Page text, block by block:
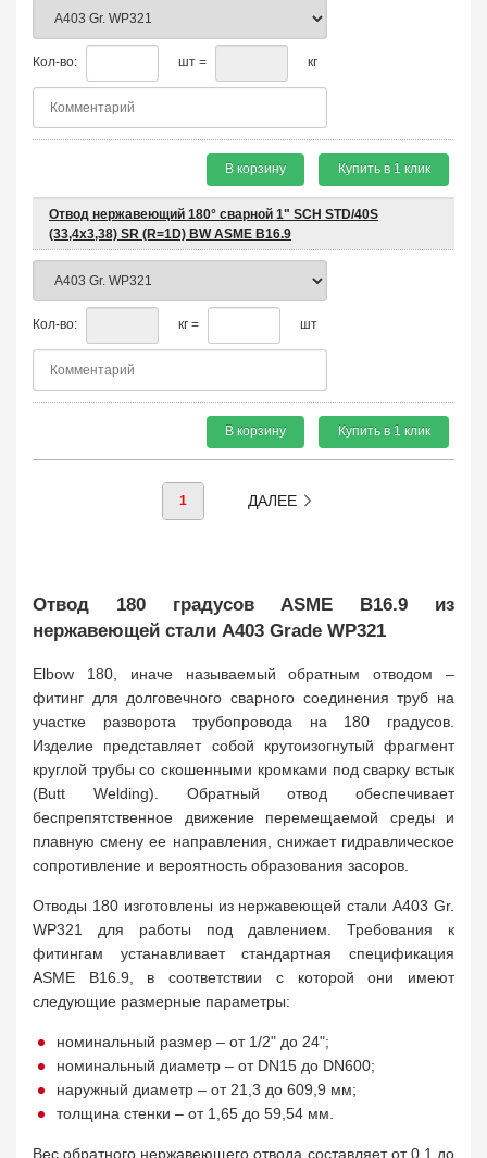
Кол-во: шт = кг
В корзину Купить в 1 клик
Отвод нержавеющий 180° сварной 1" SCH STD/40S
(33,4х3,38) SR (R=1D) BW ASME B16.9
Кол-во: кг = шт
В корзину Купить в 1 клик
1 ДАЛЕЕ
Отвод 180 градусов ASME B16.9 из
нержавеющей стали A403 Grade WP321
Elbow 180, иначе называемый обратным отводом –
фитинг для долговечного сварного соединения труб на
участке разворота трубопровода на 180 градусов.
Изделие представляет собой крутоизогнутый фрагмент
круглой трубы со скошенными кромками под сварку встык
(Butt Welding). Обратный отвод обеспечивает
беспрепятственное движение перемещаемой среды и
плавную смену ее направления, снижает гидравлическое
сопротивление и вероятность образования засоров.
Отводы 180 изготовлены из нержавеющей стали A403 Gr.
WP321 для работы под давлением. Требования к
фитингам устанавливает стандартная спецификация
ASME B16.9, в соответствии с которой они имеют
следующие размерные параметры:
номинальный размер – от 1/2" до 24";
номинальный диаметр – от DN15 до DN600;
наружный диаметр – от 21,3 до 609,9 мм;
толщина стенки – от 1,65 до 59,54 мм.
Вес обратного нержавеющего отвода составляет от 0,1 до